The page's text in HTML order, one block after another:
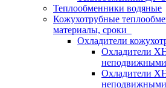
Теплообменники водяные
Кожухотрубные
материалы, сроки
Охладители
Охладители
Охладители